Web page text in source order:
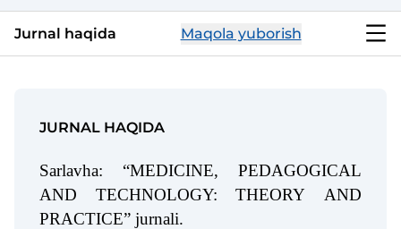
Jurnal haqida Maqola yuborish
JURNAL HAQIDA
Sarlavha: “MEDICINE, PEDAGOGICAL
AND TECHNOLOGY: THEORY AND
PRACTICE” jurnali.